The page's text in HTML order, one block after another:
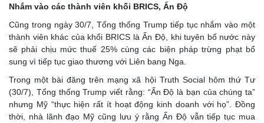
Nhắm vào các thành viên khối BRICS, Ấn Độ
Cũng trong ngày 30/7, Tổng thống Trump tiếp tục nhắm vào một
thành viên khác của khối BRICS là Ấn Độ, khi tuyên bố nước này
sẽ phải chịu mức thuế 25% cùng các biện pháp trừng phạt bổ
sung vì tiếp tục giao thương với Liên bang Nga.
Trong một bài đăng trên mạng xã hội Truth Social hôm thứ Tư
(30/7), Tổng thống Trump viết rằng: “Ấn Độ là bạn của chúng ta”
nhưng Mỹ “thực hiện rất ít hoạt động kinh doanh với họ”. Đồng
thời, nhà lãnh đạo Mỹ cũng lưu ý rằng Ấn Độ vẫn tiếp tục mua